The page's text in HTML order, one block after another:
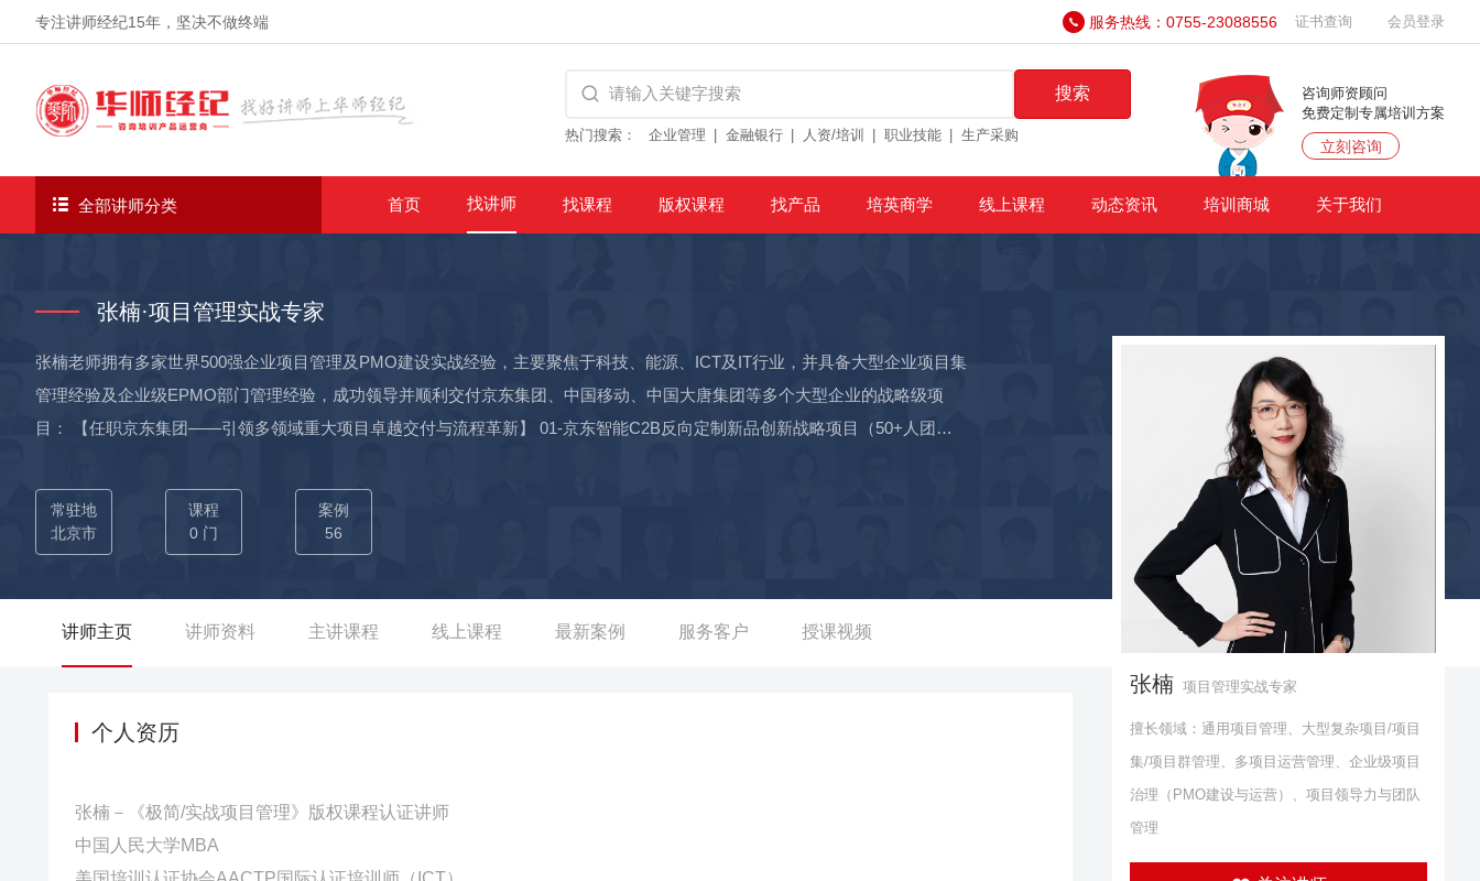
专注讲师经纪15年 ，坚决不做终端 服务热线：0755-23088556 证书查询 会员登录
搜索
热门搜索： 企业管理 金融银行 人资/培训 职业技能 生产采购
咨询师资顾问
免费定制专属培训方案
立刻咨询
全部讲师分类 首页 找讲师 找课程 版权课程 找产品 培英商学 线上课程 动态资讯 培训商城 关于我们
张楠·项目管理实战专家
张楠老师拥有多家世界500强企业项目管理及PMO建设实战经验，主要聚焦于科技、能源、ICT及IT行业，并具备大型企业项目集
管理经验及企业级EPMO部门管理经验，成功领导并顺利交付京东集团、中国移动、中国大唐集团等多个大型企业的战略级项
目： 【任职京东集团——引领多领域重大项目卓越交付与流程革新】 01-京东智能C2B反向定制新品创新战略项目（50+人团
人手少的情况下保质保量达成上线目标，受到事业部总经理的公开表扬及价值观奖励； 02-京东科技S级跨境电商海外赋能战略项
目（1.2亿金额）：作为项目集经理，带领百人以上跨物流、金融、零售、科技的项目团队攻坚重大卡点问题，在接手两个月内实
质性提效交付进程，半年内按期达成对客交付目标，获得集团项目最高奖项金项奖及客户高度赞誉表扬； 03-京东科技交付业务LT
综部，从0到1创建与推进落地集团科技业务交付流程规范与LTC主业务流程，贯彻科技作为集团TO B业务的总集地位。 【任职龙
率提升300%，并推动集团成为行业首个实现多品牌车场即插即用接入的房企； 02-集团数科视频AI智联平台技术生态构建项目
营项目交付与业务指标飞跃】 01-集团项目管理IT信息系统平台建设项目（覆盖用户3000+）：该项目因原有的瀑布式管理模式产
生延期，作为项目经理兼PO带领团队切换为基于Scrum框架的敏捷项目管理方式推进项目，将项目工期从1年压缩至8个月顺利交
常驻地
北京市
课程
0 门
案例
56
讲师主页 讲师资料 主讲课程 线上课程 最新案例 服务客户 授课视频
个人资历
张楠－《极简/实战项目管理》版权课程认证讲师
中国人民大学MBA
张楠 项目管理实战专家
擅长领域：通用项目管理、大型复杂项目/项目
集/项目群管理、多项目运营管理、企业级项目
治理（PMO建设与运营）、项目领导力与团队
管理